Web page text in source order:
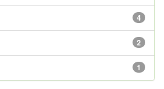
4
2
1